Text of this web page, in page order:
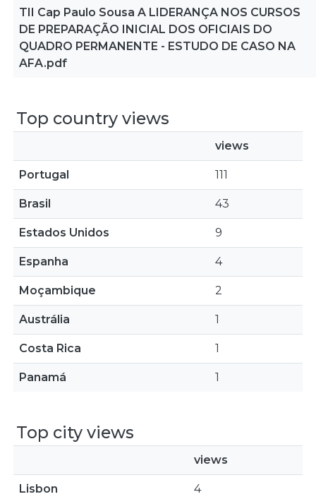
TII Cap Paulo Sousa A LIDERANÇA NOS CURSOS
DE PREPARAÇÃO INICIAL DOS OFICIAIS DO
QUADRO PERMANENTE - ESTUDO DE CASO NA
AFA.pdf
Top country views
views
Portugal 111
Brasil 43
Estados Unidos 9
Espanha 4
Moçambique 2
Austrália 1
Costa Rica 1
Panamá 1
Top city views
views
Lisbon 4